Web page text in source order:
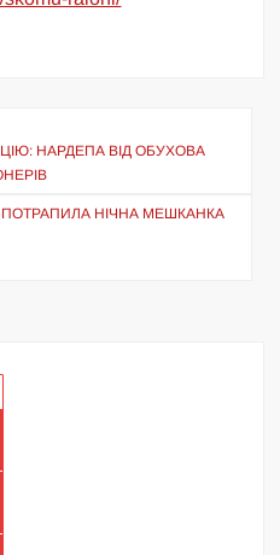
НАРДЕПА ВІД ОБУХОВА
НІЧНА МЕШКАНКА